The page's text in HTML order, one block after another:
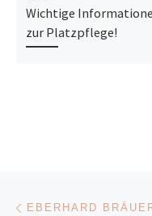
Wichtige
zur Platzpflege!